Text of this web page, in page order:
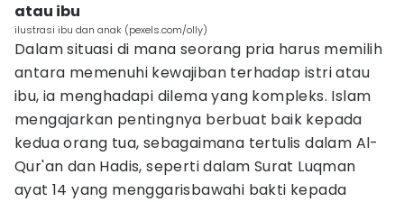
atau ibu
ilustrasi ibu dan anak (pexels.com/olly)
Dalam situasi di mana seorang pria harus memilih
antara memenuhi kewajiban terhadap istri atau
ibu, ia menghadapi dilema yang kompleks. Islam
mengajarkan pentingnya berbuat baik kepada
kedua orang tua, sebagaimana tertulis dalam Al-
Qur'an dan Hadis, seperti dalam Surat Luqman
ayat 14 yang menggarisbawahi bakti kepada